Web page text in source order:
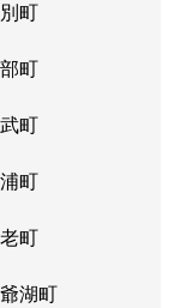
町
町
町
町
町
湖町